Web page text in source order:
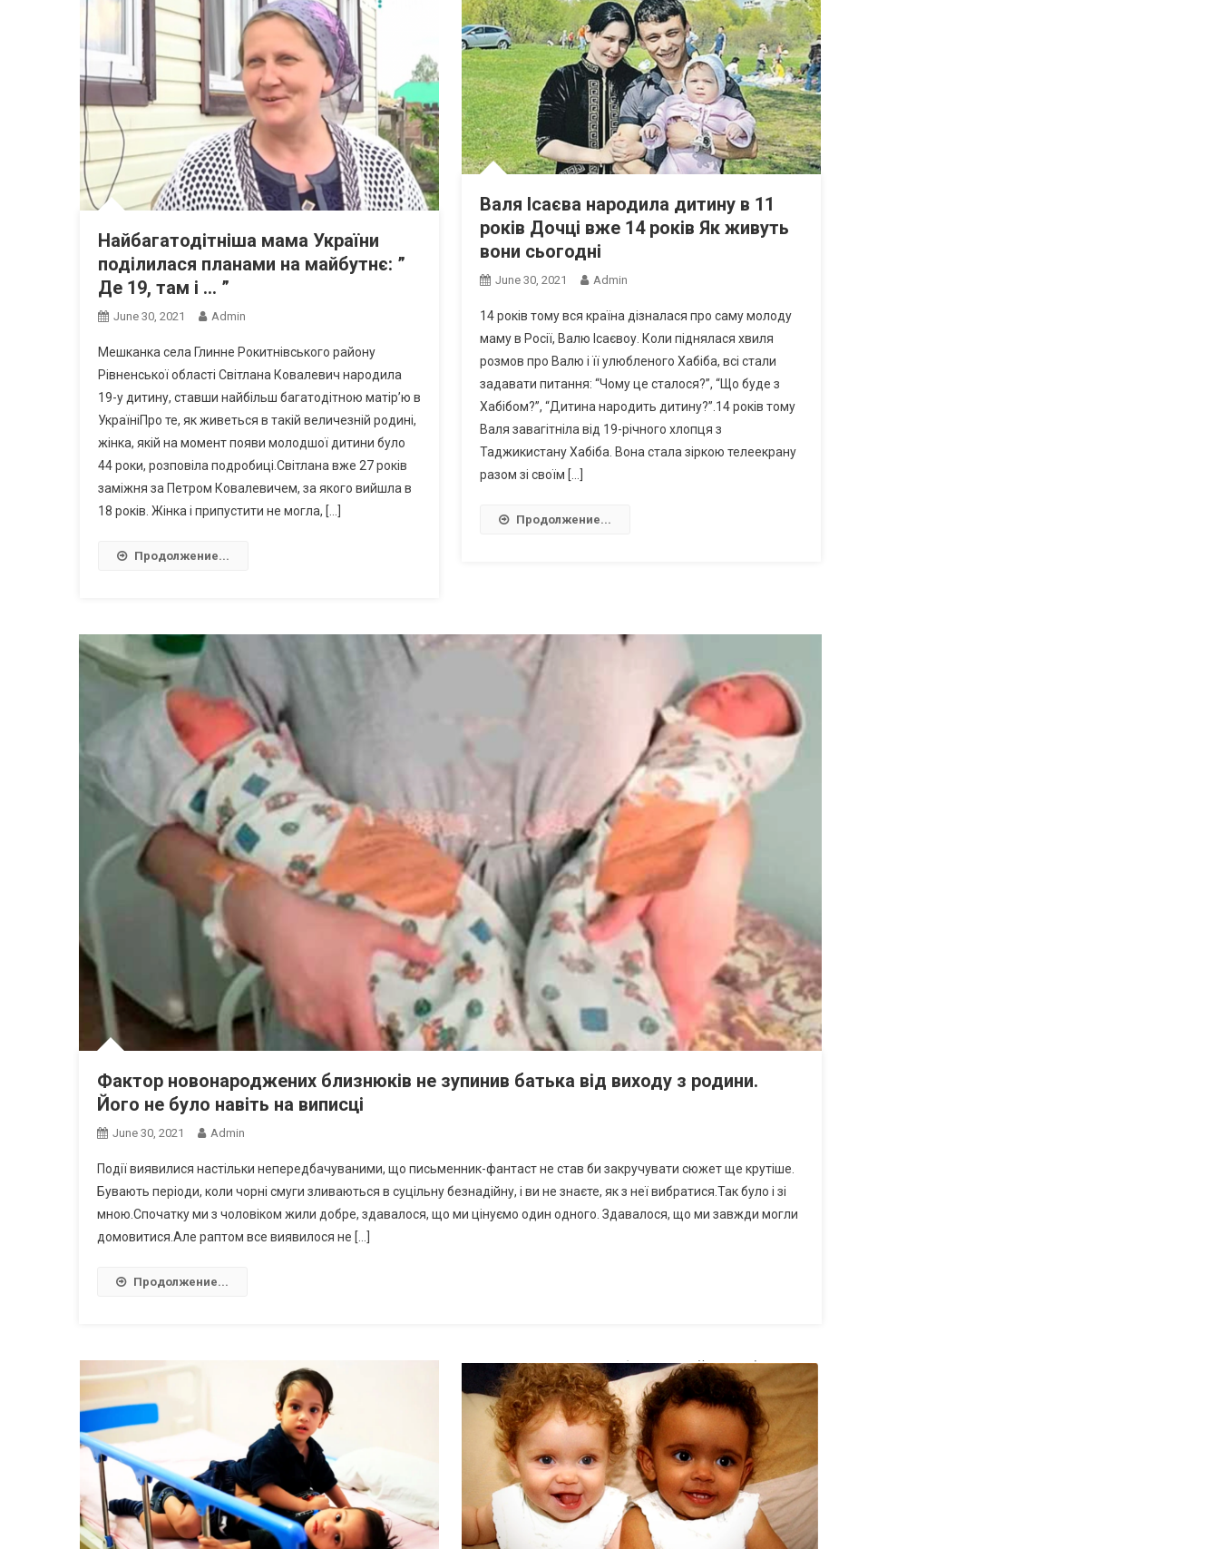
Найбагатодітніша мама України
поділилася планами на майбутнє: ”
Де 19, там і … ”
June 30, 2021 Admin
Мешканка села Глинне Рокитнівського району
Рівненської області Світлана Ковалевич народила
19-у дитину, ставши найбільш багатодітною матір’ю в
УкраїніПро те, як живеться в такій величезній родині,
жінка, якій на момент появи молодшої дитини було
44 роки, розповіла подробиці.Світлана вже 27 років
заміжня за Петром Ковалевичем, за якого вийшла в
18 років. Жінка і припустити не могла, […]
Продолжение...
Валя Ісаєва народила дитину в 11
років Дочці вже 14 років Як живуть
вони сьогодні
June 30, 2021 Admin
14 років тому вся країна дізналася про саму молоду
маму в Росії, Валю Ісаєвоу. Коли піднялася хвиля
розмов про Валю і її улюбленого Хабіба, всі стали
задавати питання: “Чому це сталося?”, “Що буде з
Хабібом?”, “Дитина народить дитину?”.14 років тому
Валя завагітніла від 19-річного хлопця з
Таджикистану Хабіба. Вона стала зіркою телеекрану
разом зі своїм […]
Продолжение...
Фактор новонароджених близнюків не зупинив батька від виходу з родини.
Його не було навіть на виписці
June 30, 2021 Admin
Події виявилися настільки непередбачуваними, що письменник-фантаст не став би закручувати сюжет ще крутіше.
Бувають періоди, коли чорні смуги зливаються в суцільну безнадійну, і ви не знаєте, як з неї вибратися.Так було і зі
мною.Спочатку ми з чоловіком жили добре, здавалося, що ми цінуємо один одного. Здавалося, що ми завжди могли
домовитися.Але раптом все виявилося не […]
Продолжение...